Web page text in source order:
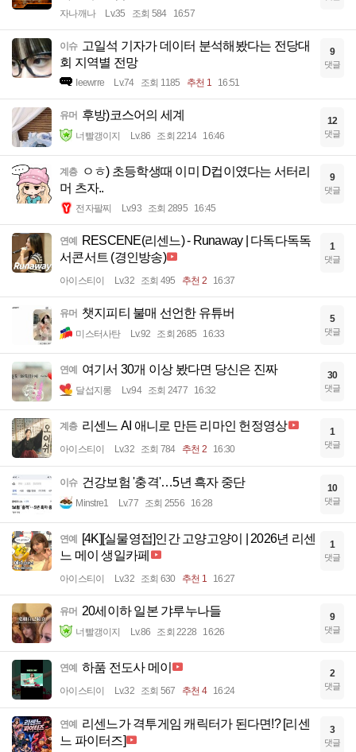
자나깨나 Lv.35 조회 584 16:57
이슈 고일석 기자가 데이터 분석해봤다는 전당대
회 지역별 전망
Ieewrre Lv.74 조회 1185 추천 1 16:51
9
댓글
유머 후방)코스어의 세계
너빨갱이지 Lv.86 조회 2214 16:46
12
댓글
계층
ㅇㅎ) 초등학생때 이미 D컵이였다는 서터리
머 츠자..
전자팔찌 Lv.93 조회 2895 16:45
9
댓글
연예
RESCENE(리센느) - Runaway | 다독다독독
서콘서트 (경인방송)
아이스티이 Lv.32 조회 495 추천 2 16:37
1
댓글
유머 챗지피티 불매 선언한 유튜버
미스터사탄 Lv.92 조회 2685 16:33
5
댓글
연예 여기서 30개 이상 봤다면 당신은 진짜
달섭지롱 Lv.94 조회 2477 16:32
30
댓글
계층 리센느 AI 애니로 만든 리마인 헌정영상
아이스티이 Lv.32 조회 784 추천 2 16:30
1
댓글
이슈 건강보험 '충격'…5년 흑자 중단
Minstre1 Lv.77 조회 2556 16:28
10
댓글
연예
[4K][실물영접]인간 고양고양이 | 2026년 리센
느 메이 생일카페
아이스티이 Lv.32 조회 630 추천 1 16:27
1
댓글
유머 20세이하 일본 갸루누나들
너빨갱이지 Lv.86 조회 2228 16:26
9
댓글
연예 하품 전도사 메이
아이스티이 Lv.32 조회 567 추천 4 16:24
2
댓글
연예
리센느가 격투게임 캐릭터가 된다면!? [리센
느 파이터즈]
3
댓글